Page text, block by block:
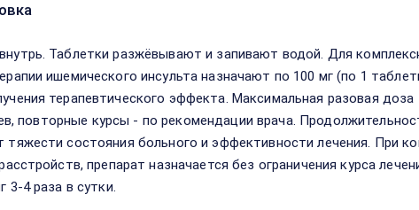
Таблетки разжёвывают и запивают водой. Для
ишемического инсульта назначают по 100 мг (по 1
терапевтического эффекта. Максимальная разовая доза
повторные курсы - по рекомендации врача.
состояния больного и эффективности лечения. При
препарат назначается без ограничения курса
3-4 раза в сутки.